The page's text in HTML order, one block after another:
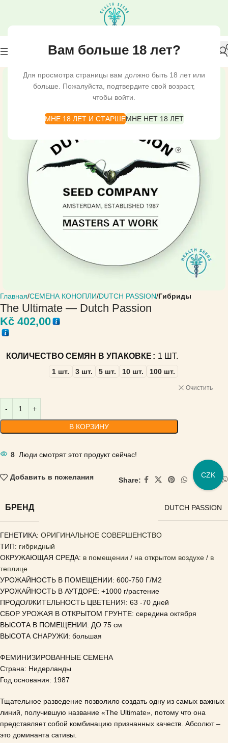
Вам больше 18 лет?
Для просмотра страницы вам должно быть 18 лет или
больше. Пожалуйста, подтвердите свой возраст,
чтобы войти.
МНЕ 18 ЛЕТ И СТАРШЕМНЕ НЕТ 18 ЛЕТ
Главная СЕМЕНА КОНОПЛИ DUTCH PASSION Гибриды
The Ultimate — Dutch Passion
Kč 402,00
КОЛИЧЕСТВО СЕМЯН В УПАКОВКЕ 1 ШТ.
1 шт. 3 шт. 5 шт. 10 шт. 100 шт.
Очистить
В КОРЗИНУ
8 Люди смотрят этот продукт сейчас!
Добавить в пожелания Share:
БРЕНД DUTCH PASSION
ГЕНЕТИКА: ОРИГИНАЛЬНОЕ СОВЕРШЕНСТВО
ТИП: гибридный
ОКРУЖАЮЩАЯ СРЕДА: в помещении / на открытом воздухе / в
теплице
УРОЖАЙНОСТЬ В ПОМЕЩЕНИИ: 600-750 Г/М2
УРОЖАЙНОСТЬ В АУТДОРЕ: +1000 г/растение
ПРОДОЛЖИТЕЛЬНОСТЬ ЦВЕТЕНИЯ: 63 -70 дней
СБОР УРОЖАЯ В ОТКРЫТОМ ГРУНТЕ: середина октября
ВЫСОТА В ПОМЕЩЕНИИ: ДО 75 см
ВЫСОТА СНАРУЖИ: большая
ФЕМИНИЗИРОВАННЫЕ СЕМЕНА
Страна: Нидерланды
Год основания: 1987
Тщательное разведение позволило создать одну из самых важных
линий, получившую название «The Ultimate», потому что она
представляет собой комбинацию признанных качеств. Абсолют –
это доминанта сативы.
CZK